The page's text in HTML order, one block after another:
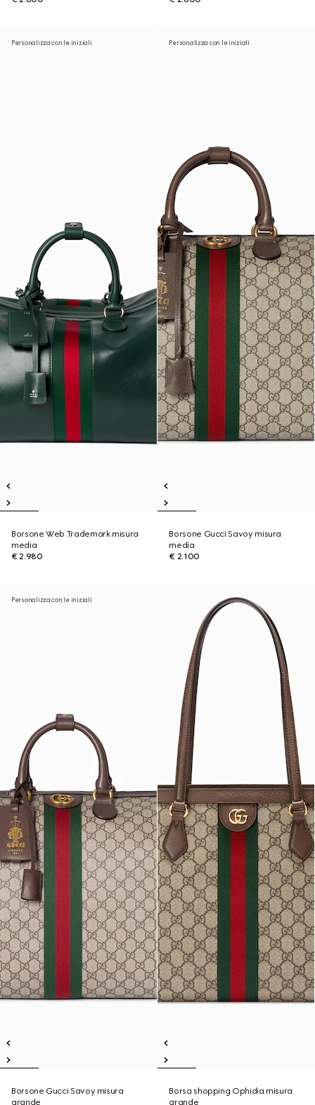
Personalizza con le iniziali
Borsone Web Trademark misura
media
€ 2.980
Personalizza con le iniziali
Borsone Gucci Savoy misura
media
€ 2.100
Personalizza con le iniziali
Borsone Gucci Savoy misura
grande
Borsa shopping Ophidia misura
grande